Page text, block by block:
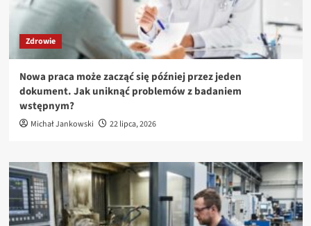
Zdrowie
Nowa praca może zacząć się później przez jeden
dokument. Jak uniknąć problemów z badaniem
wstępnym?
Michał Jankowski 22 lipca, 2026